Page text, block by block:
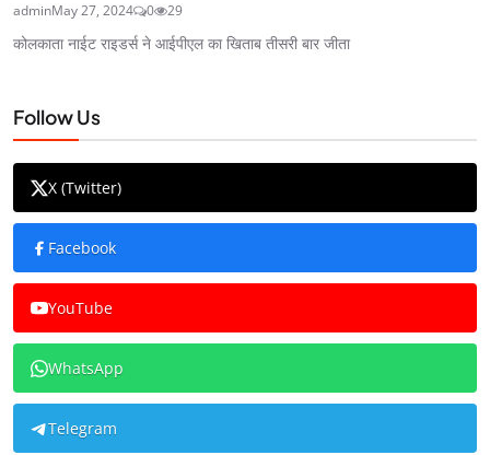
adminMay 27, 2024 0 29
कोलकाता नाईट राइडर्स ने आईपीएल का खिताब तीसरी बार जीता
Follow Us
X (Twitter)
Facebook
YouTube
WhatsApp
Telegram